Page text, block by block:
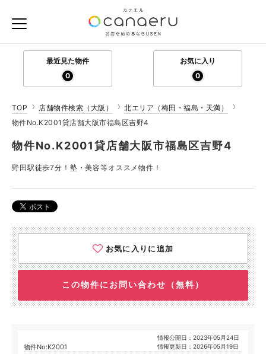
最近見た物件
0
お気に入り
0
TOP 店舗物件検索（大阪）
北エリア（梅田・福島・天満）
物件No.K2001貸店舗大阪市福島区吉野4
物件No.K2001貸店舗大阪市福島区吉野4
野田駅徒歩7分！塾・美容等オススメ物件！
お気に入りに追加
この物件にお問い合わせ（無料）
物件No:K2001
情報公開日：2023年05月24日
情報更新日：2026年05月19日